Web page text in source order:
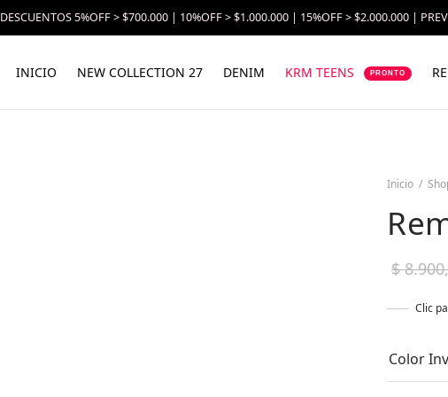
DESCUENTOS 5%OFF > $700.000 | 10%OFF > $1.000.000 | 15%OFF > $2.000.000 |
INICIO NEW COLLECTION 27 DENIM KRM TEENS PRONTO
Inicio /
$
Clic
Color